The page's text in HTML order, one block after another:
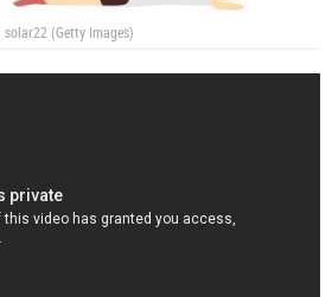
solar22 (Getty Images)